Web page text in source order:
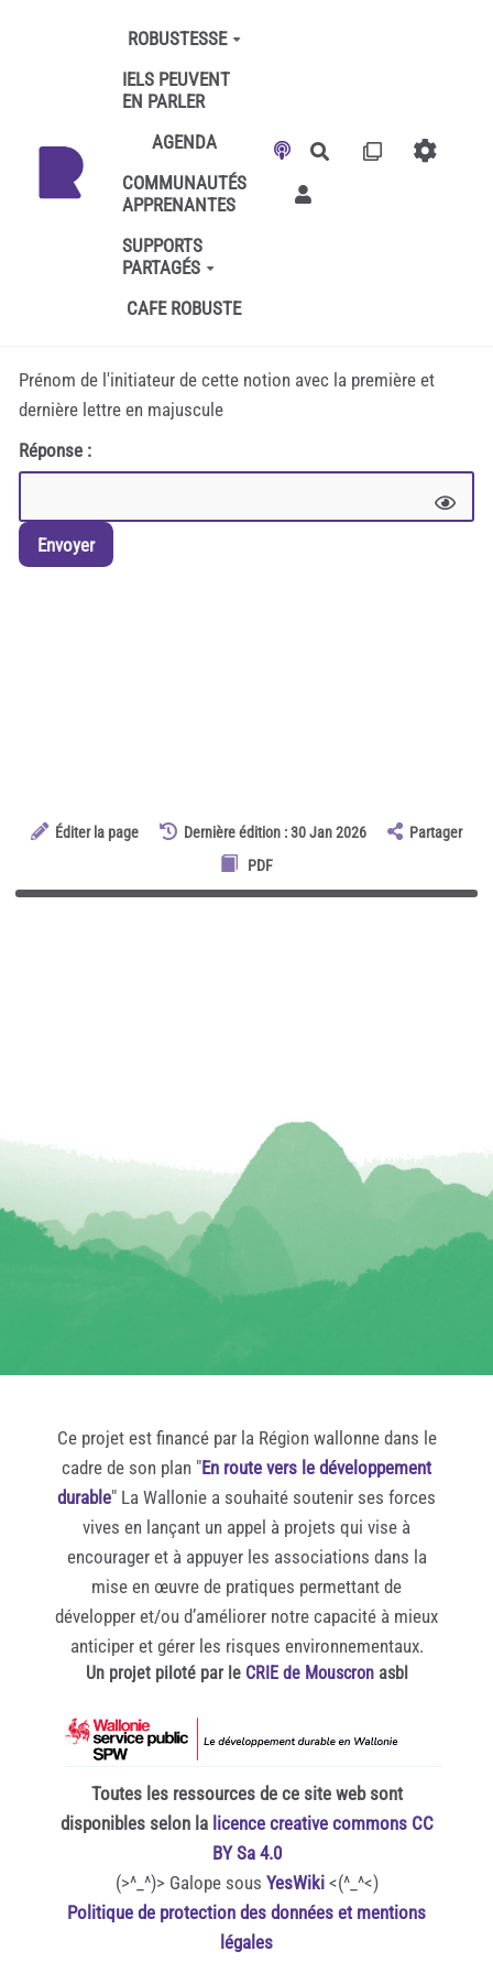
Aller au contenu principal
ROBUSTESSE
IELS PEUVENT
EN PARLER
AGENDA
COMMUNAUTÉS
APPRENANTES
SUPPORTS
PARTAGÉS
CAFE ROBUSTE
Rechercher
Prénom de l'initiateur de cette notion avec la première et
dernière lettre en majuscule
Réponse :
Envoyer
Éditer la page Dernière édition : 30 Jan 2026
Partager
PDF
Ce projet est financé par la Région wallonne dans le
cadre de son plan "En route vers le développement
durable" La Wallonie a souhaité soutenir ses forces
vives en lançant un appel à projets qui vise à
encourager et à appuyer les associations dans la
mise en œuvre de pratiques permettant de
développer et/ou d’améliorer notre capacité à mieux
anticiper et gérer les risques environnementaux.
Un projet piloté par le CRIE de Mouscronasbl
Toutes les ressources de ce site web sont
disponibles selon la licence creative commons CC
BY Sa 4.0
(>^_^)> Galope sous YesWiki<(^_^<)
Politique de protection des données et mentions
légales